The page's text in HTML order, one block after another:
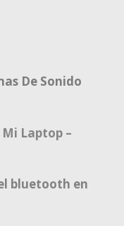
De Sonido
Laptop –
bluetooth en